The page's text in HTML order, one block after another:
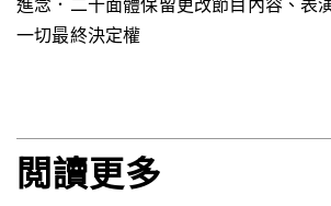
進念．二十面體保留更改節目內容、表
一切最終決定權
閲讀更多